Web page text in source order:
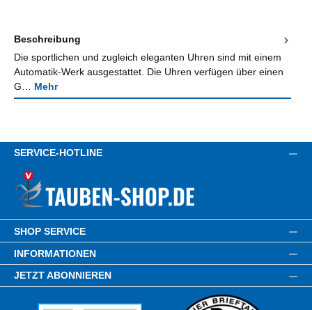
Beschreibung
Die sportlichen und zugleich eleganten Uhren sind mit einem
Automatik-Werk ausgestattet. Die Uhren verfügen über einen
G… Mehr
SERVICE-HOTLINE
SHOP SERVICE
INFORMATIONEN
JETZT ABONNIEREN